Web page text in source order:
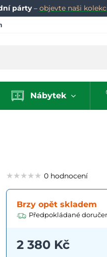
párty– objevte naši
Nábytek
★★★★★
★★★★★
★★★★★ 0 hodnocení
Brzy opět skladem
Předpokládané
2 380 Kč